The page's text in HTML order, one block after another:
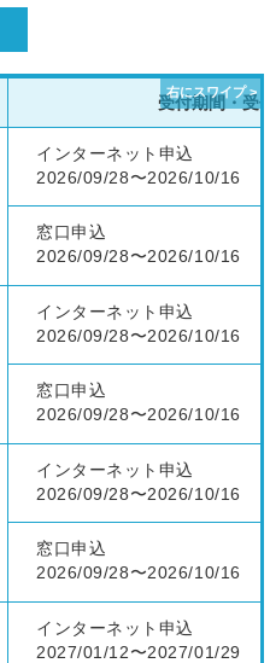
受付期間・受
インターネット申込
2026/09/28〜2026/10/16
窓口申込
2026/09/28〜2026/10/16
インターネット申込
2026/09/28〜2026/10/16
窓口申込
2026/09/28〜2026/10/16
インターネット申込
2026/09/28〜2026/10/16
窓口申込
2026/09/28〜2026/10/16
インターネット申込
2027/01/12〜2027/01/29